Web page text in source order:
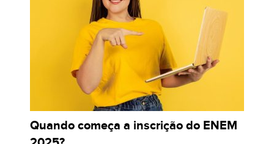
Quando começa a inscrição do ENEM